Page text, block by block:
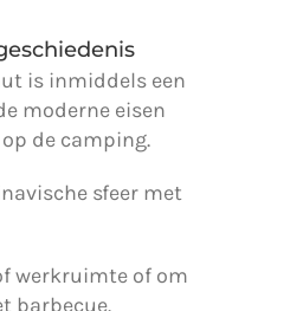
is inmiddels een
moderne eisen
de camping.
sfeer met
werkruimte of om
barbecue.